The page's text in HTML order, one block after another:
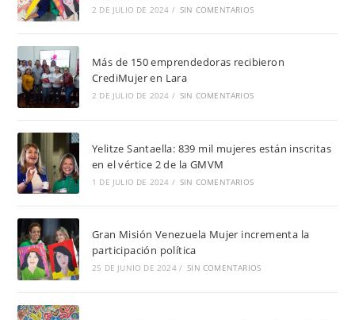
2 DE JULIO DE 2024 / SIN COMENTARIOS
Más de 150 emprendedoras recibieron
CrediMujer en Lara
2 DE JULIO DE 2024 / SIN COMENTARIOS
Yelitze Santaella: 839 mil mujeres están inscritas
en el vértice 2 de la GMVM
1 DE JULIO DE 2024 / SIN COMENTARIOS
Gran Misión Venezuela Mujer incrementa la
participación política
25 DE JUNIO DE 2024 / SIN COMENTARIOS